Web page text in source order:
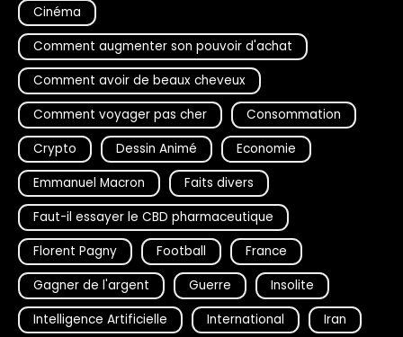
Cinéma
Comment augmenter son pouvoir d'achat
Comment avoir de beaux cheveux
Comment voyager pas cher
Consommation
Crypto
Dessin Animé
Economie
Emmanuel Macron
Faits divers
Faut-il essayer le CBD pharmaceutique
Florent Pagny
Football
France
Gagner de l'argent
Guerre
Insolite
Intelligence Artificielle
International
Iran